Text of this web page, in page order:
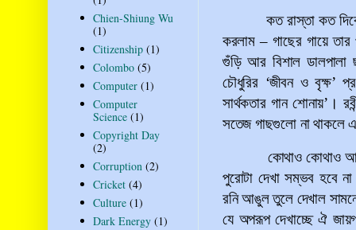
কত রাস্তা কত
করলাম– গাছের গায়ে
গুঁড়ি আর বিশাল ডালপালা
চৌধুরির ‘জীবন ও বৃক্ষ’
সার্থকতার গান শোনায়’ ।
সতেজ গাছগুলো না থাকলে
কোথাও কোথাও
পুরোটা দেখা সম্ভব হবে
রনি আঙুল তুলে দেখাল
যে অপরূপ দেখাচ্ছে ঐ
Chien-Shiung Wu
(1)
Citizenship (1)
Colombo (5)
Computer (1)
Computer
Science (1)
Copyright Day
(2)
Corruption (2)
Cricket (4)
Culture (1)
Dark Energy (1)